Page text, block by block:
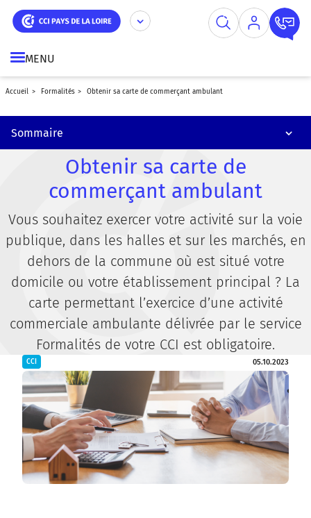
Aller
contenu
MENU
accueil formalités obtenir sa carte de commerçant ambulant
Sommaire
Financer sa formation par l'AGEFICE
Accueillir des jeunes en stage dans votre entreprise
Contacter les services Formalités
Obtenir sa carte de
commerçant ambulant
Vous souhaitez exercer votre activité sur la voie
publique, dans les halles et sur les marchés, en
dehors de la commune où est situé votre
domicile ou votre établissement principal ? La
carte permettant l’exercice d’une activité
commerciale ambulante délivrée par le service
Formalités de votre CCI est obligatoire.
CCI 05.10.2023
Panneau de gestion des cookies